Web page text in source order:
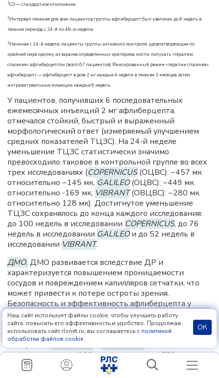
1СО — стандартное отклонение.
2Интервал лечения для всех пациентов группы афлиберцепт был увеличен до 8 недель в
течение периода с 24-й по 48-ю неделю.
3Начиная с 24-й недели, пациенты группы активного контроля, удовлетворяющие по
крайней мере одному из заранее определенных критериев, могли получать «терапию
спасения» афлиберцептом (всего 67 пациентов). Фиксированный режим «терапии спасения»
афлиберцепт — афлиберцепт в дозе 2 мг каждые 4 недели в течение 3 месяцев, затем
интравитреальные инъекции каждые 8 недель.
У пациентов, получивших 6 последовательных
ежемесячных инъекций 2 мг афлиберцепта,
отмечался стойкий, быстрый и выраженный
морфологический ответ (измеряемый улучшением
средних показателей ТЦЗС). На 24-й неделе
уменьшение ТЦЗС статистически значимо
превосходило таковое в контрольной группе во всех
трех исследованиях (COPERNICUS(ОЦВС): −457 мк
относительно −145 мк, GALILEO(ОЦВС): −449 мк
относительно -169 мк, VIBRANT(ОВЦВС): −280 мк
относительно 128 мк). Достигнутое уменьшение
ТЦЗС сохранялось до конца каждого исследования:
до 100 недель в исследовании COPERNICUS, до 76
недель в исследовании GALILEOи до 52 недель в
исследовании VIBRANT.
ДМО. ДМО развивается вследствие ДР и
характеризуется повышением проницаемости
сосудов и повреждением капилляров сетчатки, что
может привести к потере остроты зрения.
Безопасность и эффективность афлиберцепта у
пациентов с ДМО оценивались в двух
рандомизированных многоцентровых двойных
маскированных исследованиях с активным
контролем,
рандомизировано 862 пациента, из них 576
пациентов были рандомизированы в группы
афлиберцепта. В каждом исследовании пациенты
Наш сайт использует файлы cookie, чтобы улучшить работу
сайта, повысить его эффективность и удобство. Продолжая
использовать сайт rlsnet.ru, вы соглашаетесь с политикой
обработки файлов cookie.
ОК